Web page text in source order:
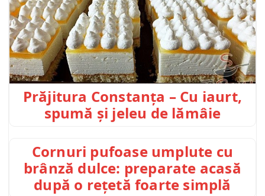
Prăjitura Constanța – Cu iaurt,
spumă și jeleu de lămâie
Cornuri pufoase umplute cu
brânză dulce: preparate acasă
după o rețetă foarte simplă